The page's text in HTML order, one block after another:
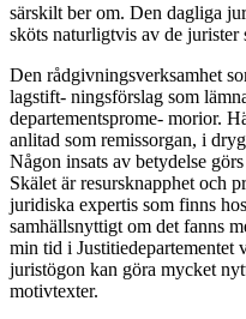
särskilt ber om. Den dagliga
sköts naturligtvis av de jurister
Den rådgivningsverksamhet
lagstift- ningsförslag som
departementsprome- morior.
anlitad som remissorgan, i
Någon insats av betydelse
Skälet är resursknapphet och
juridiska expertis som finns
samhällsnyttigt om det fanns
min tid i Justitiedepartementet
juristögon kan göra mycket
motivtexter.